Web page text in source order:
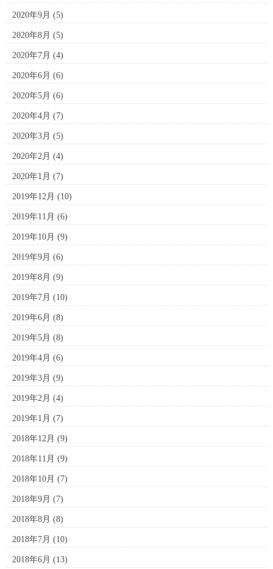
2020年9月 (5)
2020年8月 (5)
2020年7月 (4)
2020年6月 (6)
2020年5月 (6)
2020年4月 (7)
2020年3月 (5)
2020年2月 (4)
2020年1月 (7)
2019年12月 (10)
2019年11月 (6)
2019年10月 (9)
2019年9月 (6)
2019年8月 (9)
2019年7月 (10)
2019年6月 (8)
2019年5月 (8)
2019年4月 (6)
2019年3月 (9)
2019年2月 (4)
2019年1月 (7)
2018年12月 (9)
2018年11月 (9)
2018年10月 (7)
2018年9月 (7)
2018年8月 (8)
2018年7月 (10)
2018年6月 (13)